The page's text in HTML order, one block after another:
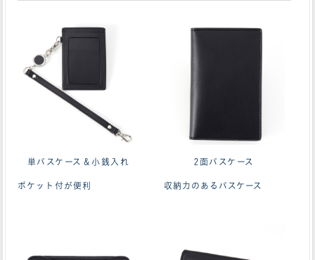
単パスケース＆小銭入れ
ポケット付が便利
2面パスケース
収納力のあるパスケース